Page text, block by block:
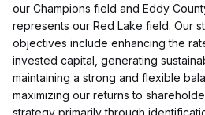
our Champions field and Eddy
represents our Red Lake field. Our
objectives include enhancing the
invested capital, generating
maintaining a strong and flexible
maximizing our returns to
strategy primarily through